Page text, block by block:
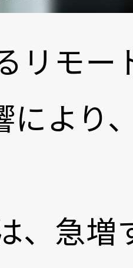
リモー
より
、急増